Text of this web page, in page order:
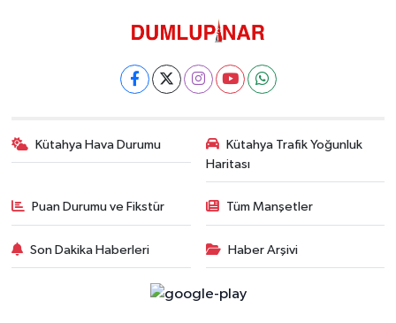
Kütahya Hava Durumu
Kütahya Trafik Yoğunluk
Haritası
Puan Durumu ve Fikstür Tüm Manşetler
Son Dakika Haberleri Haber Arşivi